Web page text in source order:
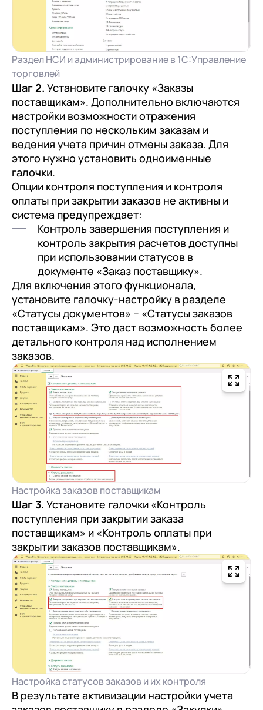
Раздел НСИ и администрирование в 1С:Управление
торговлей
Шаг 2. Установите галочку «Заказы
поставщикам». Дополнительно включаются
настройки возможности отражения
поступления по нескольким заказам и
ведения учета причин отмены заказа. Для
этого нужно установить одноименные
галочки.
Опции контроля поступления и контроля
оплаты при закрытии заказов не активны и
система предупреждает:
Контроль завершения поступления и
контроль закрытия расчетов доступны
при использовании статусов в
документе «Заказ поставщику».
Для включения этого функционала,
установите галочку-настройку в разделе
«Статусы документов» – «Статусы заказов
поставщикам». Это даст возможность более
детального контроля над исполнением
заказов.
Настройка заказов поставщикам
Шаг 3. Установите галочки «Контроль
поступления при закрытии заказа
поставщикам» и «Контроль оплаты при
закрытии заказов поставщикам».
Настройка статусов заказов и их контроля
В результате активизации настройки учета